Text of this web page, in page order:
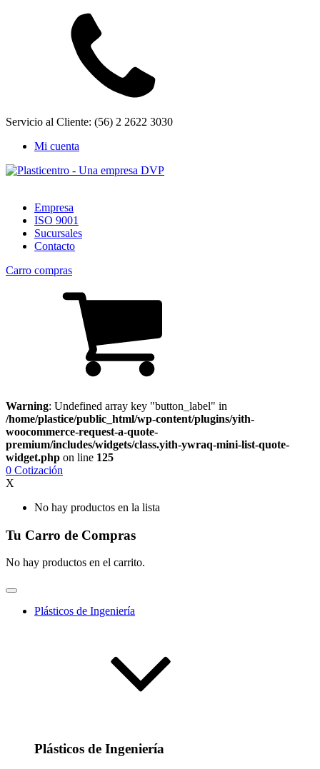
Servicio al Cliente: (56) 2 2622 3030
Mi cuenta
Empresa
ISO 9001
Sucursales
Contacto
Carro compras
Warning: Undefined array key "button_label" in
/home/plastice/public_html/wp-content/plugins/yith-
woocommerce-request-a-quote-
premium/includes/widgets/class.yith-ywraq-mini-list-quote-
widget.php on line 125
0 Cotización
X
No hay productos en la lista
Tu Carro de Compras
No hay productos en el carrito.
Plásticos de Ingeniería
Plásticos de Ingeniería